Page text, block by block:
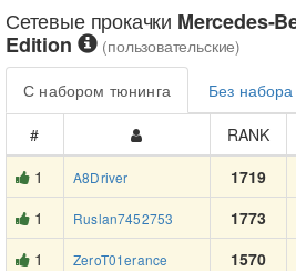
Сетевые прокачки Mercedes-
Edition
(пользовательские)
С набором тюнинга
Без
#
RANK
1
A8Driver 1719
1
Ruslan7452753 1773
1
ZeroT01erance 1570